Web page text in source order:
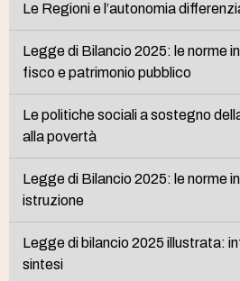
Le Regioni e l’autonomia
Legge di Bilancio 2025: le norme
fisco e patrimonio pubblico
Le politiche sociali a sostegno
alla povertà
Legge di Bilancio 2025: le norme
istruzione
Legge di bilancio 2025 illustrata:
sintesi